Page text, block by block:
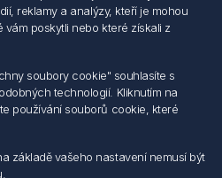
podmínky
reklamy a analýzy, kteří je mohou
vám poskytli nebo které získali z
soubory cookie" souhlasíte s
technologií. Kliknutím na
používání souborů cookie, které
základě vašeho nastavení nemusí být